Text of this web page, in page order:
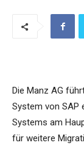
Die Manz AG
System von SAP
Systems am
für weitere